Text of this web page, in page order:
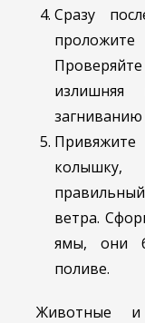
Сразу
загниванию
колышку,
ветра.
ямы, они
поливе.
Животные